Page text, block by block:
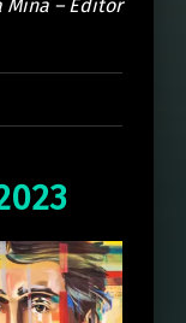
Mina – Editor